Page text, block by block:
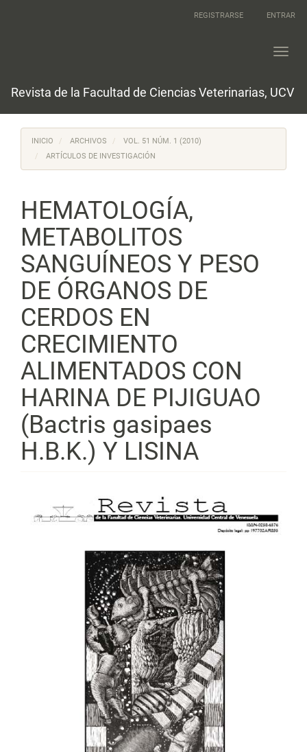
REGISTRARSE ENTRAR
Revista de la Facultad de Ciencias Veterinarias, UCV
INICIO ARCHIVOS
VOL. 51 NÚM. 1 (2010)
ARTÍCULOS DE INVESTIGACIÓN
HEMATOLOGÍA,
METABOLITOS
SANGUÍNEOS Y PESO
DE ÓRGANOS DE
CERDOS EN
CRECIMIENTO
ALIMENTADOS CON
HARINA DE PIJIGUAO
(Bactris gasipaes
H.B.K.) Y LISINA
lateral
artículo